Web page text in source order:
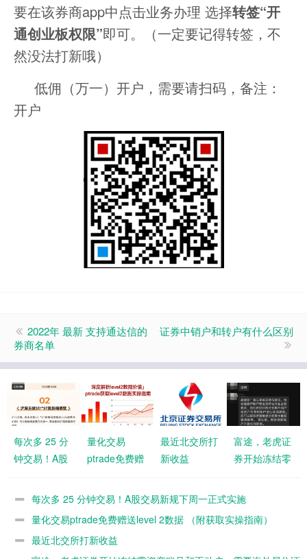
要在该券商app中点击业务办理 选择转签“开
通创业板权限”即可。（一定要记得转签，不
然没法打新哦）
低佣（万一）开户，需要请扫码，备注：
开户
2022年 最新 支持通达信的
券商名单
证券中销户和转户有什么区别
每次多 25 分
钟交易！A股
一正式实施
量化交易
ptrade免费赠
（附获取实操
最近北交所打
新收益
富途，老虎证
券开始冻结零
动户，需要海
新激活
每次多 25 分钟交易！A股交易新规下周一正式实施
量化交易ptrade免费赠送level 2数据 （附获取实操指南）
最近北交所打新收益